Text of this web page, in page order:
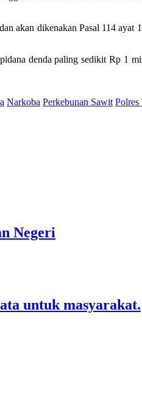
akan dikenakan Pasal 114
denda paling sedikit Rp 1
Narkoba Perkebunan Sawit Polres
Negeri
untuk masyarakat.